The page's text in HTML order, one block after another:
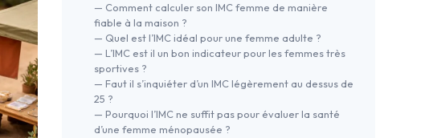
— Comment calculer son IMC femme de manière
fiable à la maison ?
— Quel est l’IMC idéal pour une femme adulte ?
— L’IMC est il un bon indicateur pour les femmes très
sportives ?
— Faut il s’inquiéter d’un IMC légèrement au dessus de
25 ?
— Pourquoi l’IMC ne suffit pas pour évaluer la santé
d’une femme ménopausée ?